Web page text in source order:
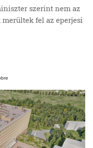
szerint nem az
merültek fel az eperjesi